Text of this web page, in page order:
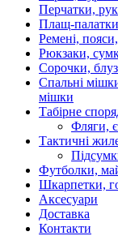
Перчатки,
Плащ-
Ремені,
Рюкзаки,
Сорочки,
Спальні
мішки
Табірне
Фляги,
Тактичні
Футболки,
Шкарпетки,
Аксесуари
Доставка
Контакти